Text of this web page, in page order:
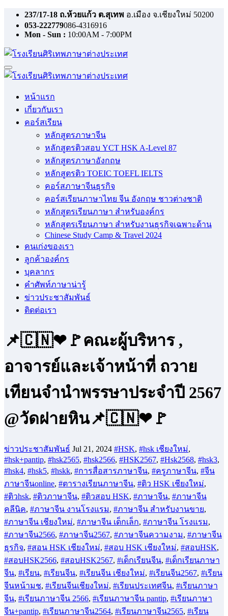
Skip
content
237/17-18 ถ.ห้วยแก้ว ต.สุเทพ อ.เมือง จ.เชียงใหม่ 50200
053-222779086-4316916
Mon - Sun : 10:00AM - 7:00PM
หน้าแรก
เกี่ยวกับเรา
คอร์สเรียน
หลักสูตรภาษาจีน
หลักสูตรติวสอบ YCT HSK A-Level 87
หลักสูตรภาษาอังกฤษ
หลักสูตรติว TOEIC TOEFL IELTS
คอร์สภาษาจีนธุรกิจ
คอร์สเรียนภาษาไทย จีน อังกฤษ ชาวต่างชาติ
หลักสูตรเรียนภาษา สำหรับองค์กร
หลักสูตรเรียนภาษา สำหรับงานธุรกิจเฉพาะด้าน
Chinese Study Camp & Travel 2024
คนเก่งของเรา
ลูกค้าองค์กร
บุคลากร
คําศัพท์ภาษาน่ารู้
ข่าวประชาสัมพันธ์
ติดต่อเรา
📌🇨🇳❤🚩คณะผู้บริหาร ,
อาจารย์และเจ้าหน้าที่ ถวาย
เทียนจำนำพรรษาประจำปี 2567
@วัดฝายหิน📌🇨🇳❤🚩
ข่าวประชาสัมพันธ์ Jul 21, 2024 #HSK, #hsk เชียงใหม่,
#hsk+pantip, #hsk2565, #hsk2566, #HSK2567, #Hsk2568, #hsk3,
#hsk4, #hsk5, #hskk, #การสื่อสารภาษาจีน, #ครูภาษาจีน, #จีน
ภาษาจีนonline, #ตารางเรียนภาษาจีน, #ติว HSK เชียงใหม่,
#ติวhsk, #ติวภาษาจีน, #ติวสอบ HSK, #ภาษาจีน, #ภาษาจีน
คลีนิค, #ภาษาจีน งานโรงแรม, #ภาษาจีน สำหรับงานขาย,
#ภาษาจีน เชียงใหม่, #ภาษาจีน เด็กเล็ก, #ภาษาจีน โรงแรม,
#ภาษาจีน2566, #ภาษาจีน2567, #ภาษาจีนความงาม, #ภาษาจีน
ธุรกิจ, #สอน HSK เชียงใหม่, #สอบ HSK เชียงใหม่, #สอบHSK,
#สอบHSK2566, #สอบHSK2567, #เด็กเรียนจีน, #เด็กเรียนภาษา
จีน, #เรียน, #เรียนจีน, #เรียนจีน เชียงใหม่, #เรียนจีน2567, #เรียน
จีนหน้ามช, #เรียนจีนเชียงใหม่, #เรียนประเทศจีน, #เรียนภาษา
จีน, #เรียนภาษาจีน 2566, #เรียนภาษาจีน pantip, #เรียนภาษา
จีน+pantip, #เรียนภาษาจีน2564, #เรียนภาษาจีน2565, #เรียน